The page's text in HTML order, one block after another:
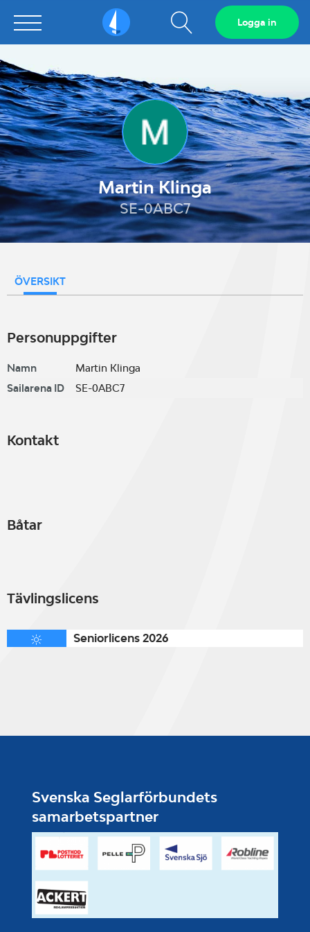
Sailarena Visa
sökfält
Logga in
Martin Klinga
SE-0ABC7
ÖVERSIKT
Personuppgifter
Namn
Martin Klinga
Sailarena ID
SE-0ABC7
Kontakt
Båtar
Tävlingslicens
Seniorlicens 2026
Svenska Seglarförbundets
samarbetspartner